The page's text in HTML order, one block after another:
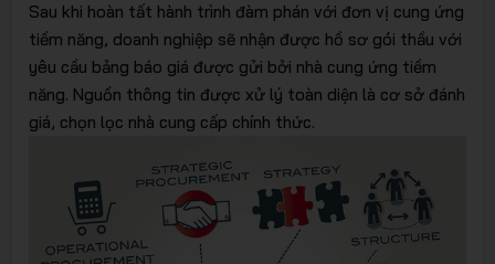
Sau khi hoàn tất hành trình đàm phán với đơn vị cung ứng
tiềm năng, doanh nghiệp sẽ nhận được hồ sơ gói thầu với
yêu cầu bảng báo giá được gửi bởi nhà cung ứng tiềm
năng. Nguồn thông tin được xử lý toàn diện là cơ sở đánh
giá, chọn lọc nhà cung cấp chính thức.